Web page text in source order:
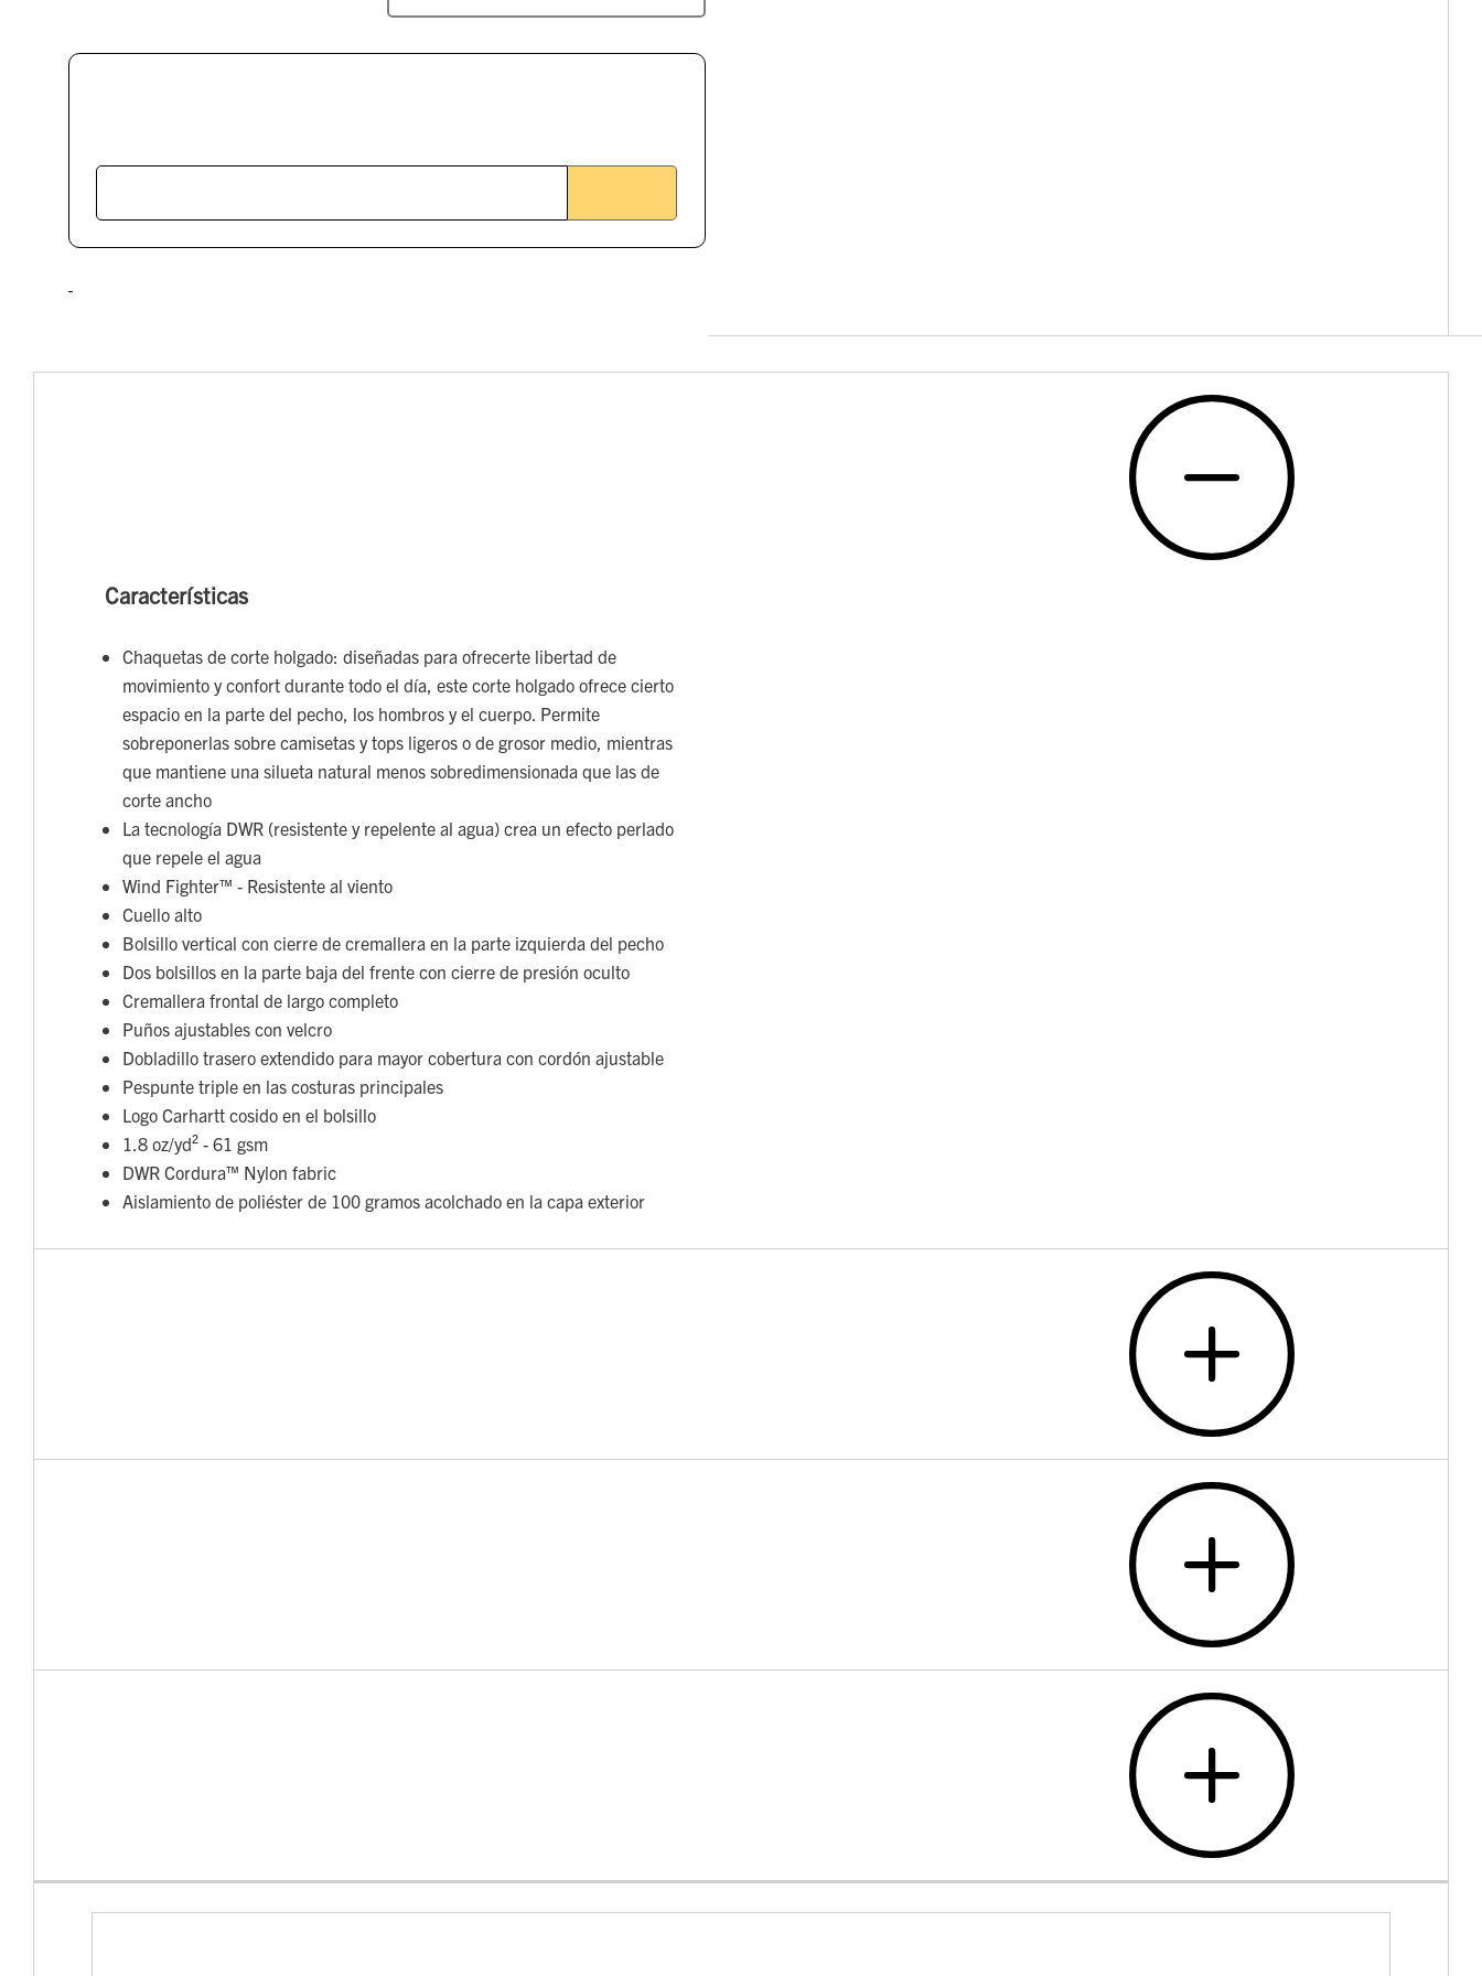
Características
Chaquetas de corte holgado: diseñadas para ofrecerte libertad de
movimiento y confort durante todo el día, este corte holgado ofrece cierto
espacio en la parte del pecho, los hombros y el cuerpo. Permite
sobreponerlas sobre camisetas y tops ligeros o de grosor medio, mientras
que mantiene una silueta natural menos sobredimensionada que las de
corte ancho
La tecnología DWR (resistente y repelente al agua) crea un efecto perlado
que repele el agua
Wind Fighter™ - Resistente al viento
Cuello alto
Bolsillo vertical con cierre de cremallera en la parte izquierda del pecho
Dos bolsillos en la parte baja del frente con cierre de presión oculto
Cremallera frontal de largo completo
Puños ajustables con velcro
Dobladillo trasero extendido para mayor cobertura con cordón ajustable
Pespunte triple en las costuras principales
Logo Carhartt cosido en el bolsillo
1.8 oz/yd² - 61 gsm
DWR Cordura™ Nylon fabric
Aislamiento de poliéster de 100 gramos acolchado en la capa exterior